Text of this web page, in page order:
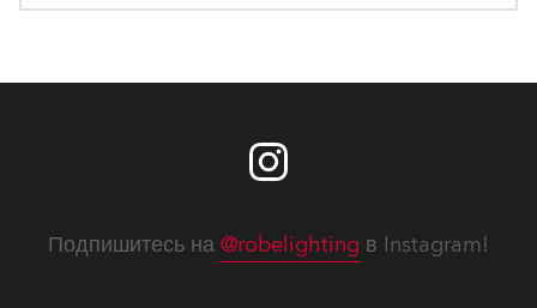
Подпишитесь на @robelighting в Instagram!